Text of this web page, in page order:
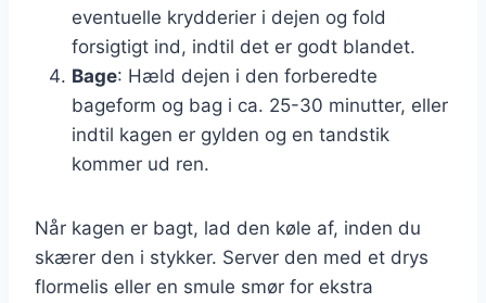
eventuelle krydderier i dejen og fold
forsigtigt ind, indtil det er godt blandet.
Bage: Hæld dejen i den forberedte
bageform og bag i ca. 25-30 minutter, eller
indtil kagen er gylden og en tandstik
kommer ud ren.
Når kagen er bagt, lad den køle af, inden du
skærer den i stykker. Server den med et drys
flormelis eller en smule smør for ekstra